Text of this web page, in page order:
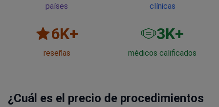
países clínicas
6K+
reseñas
3K+
médicos calificados
¿Cuál es el precio de procedimientos